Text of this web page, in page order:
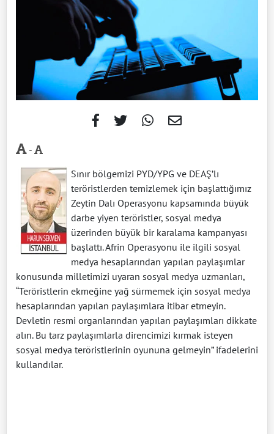
-
Sınır bölgemizi PYD/YPG ve DEAŞ’lı
teröristlerden temizlemek için başlattığımız
Zeytin Dalı Operasyonu kapsamında büyük
darbe yiyen teröristler, sosyal medya
üzerinden büyük bir karalama kampanyası
başlattı. Afrin Operasyonu ile ilgili sosyal
medya hesaplarından yapılan paylaşımlar
konusunda milletimizi uyaran sosyal medya uzmanları,
“Teröristlerin ekmeğine yağ sürmemek için sosyal medya
hesaplarından yapılan paylaşımlara itibar etmeyin.
Devletin resmi organlarından yapılan paylaşımları dikkate
alın. Bu tarz paylaşımlarla direncimizi kırmak isteyen
sosyal medya teröristlerinin oyununa gelmeyin” ifadelerini
kullandılar.